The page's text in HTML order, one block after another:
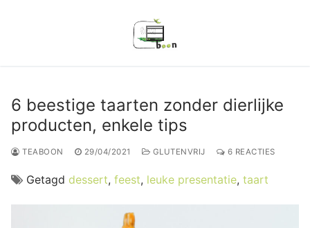
6 beestige taarten zonder dierlijke
producten, enkele tips
TEABOON 29/04/2021 GLUTENVRIJ 6 REACTIES
Getagd dessert, feest, leuke presentatie, taart